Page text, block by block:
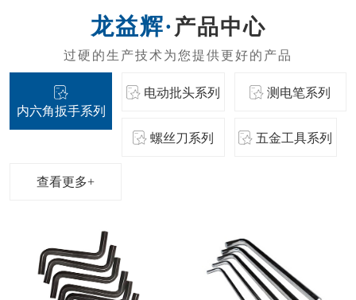
产品中心
内六角扳手系列
电动批头系列 测电笔系列
螺丝刀系列 五金工具系列
查看更多+